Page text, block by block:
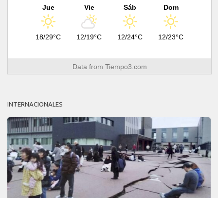
Jue
18/29°C
Vie
12/19°C
Sáb
12/24°C
Dom
12/23°C
Data from Tiempo3.com
INTERNACIONALES